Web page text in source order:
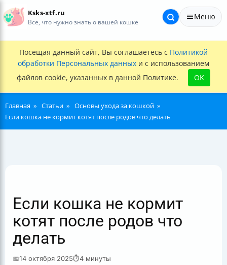
Ksks-xtf.ru
Все, что нужно знать о вашей кошке
Меню
Посещая данный сайт, Вы соглашаетесь с Политикой
обработки Персональных данных и с использованием
файлов cookie, указанных в данной Политике.
OK
Главная Статьи
Основы ухода за кошкой
Если кошка не кормит котят после родов что делать
Если кошка не кормит
котят после родов что
делать
📅14 октября 2025⏱4 минуты